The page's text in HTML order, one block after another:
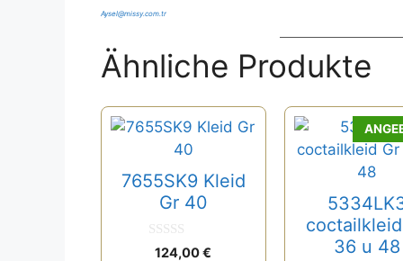
Aysel@missy.com.tr
Ähnliche Produkte
7655SK9 Kleid
Gr 40
0124,00€
36 u 48
Dieses
Produkt
mehrere
Varianten
auf.